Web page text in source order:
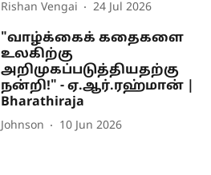
Rishan Vengai 24 Jul 2026
"வாழ்க்கைக் கதைகளை
உலகிற்கு
அறிமுகப்படுத்தியதற்கு
நன்றி!" - ஏ.ஆர்.ரஹ்மான் |
Bharathiraja
Johnson 10 Jun 2026